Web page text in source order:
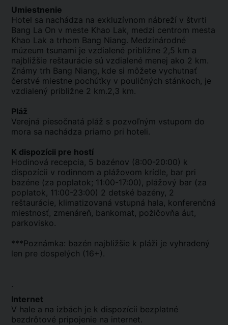
Umiestnenie
Hotel sa nachádza na exkluzívnom nábreží v štvrti
Bang La On v meste Khao Lak, medzi centrom mesta
Khao Lak a trhom Bang Niang. Medzinárodné
múzeum tsunami je vzdialené približne 2,5 km a
najbližšie reštaurácie sú vzdialené menej ako 2 km.
Známy trh Bang Niang, kde si môžete vychutnať
čerstvé miestne pochúťky v pouličných stánkoch, je
vzdialený približne 2 km.2,3 km.
Pláž
Verejná piesočnatá pláž s pozvoľným vstupom do
mora sa nachádza priamo pri hoteli.
K dispozícii pre hostí
Hodinová recepcia, 5 bazénov (8:00-20:00) k
dispozícii v rodinnom a plážovom krídle, bar pri
bazéne (za poplatok; 11:00-17:00), plážový bar (za
poplatok, 11:00-23:00) 2 detské bazény, 2
reštaurácie, klimatizovaná vstupná hala, konferenčná
miestnosť, zmenáreň, bankomat, požičovňa áut,
parkovisko.
***Poznámka: bazén najbližšie k pláži je vyhradený
len pre dospelých (16+).
.
Internet
V hale a na izbách je k dispozícii bezplatné
bezdrôtové pripojenie na internet.